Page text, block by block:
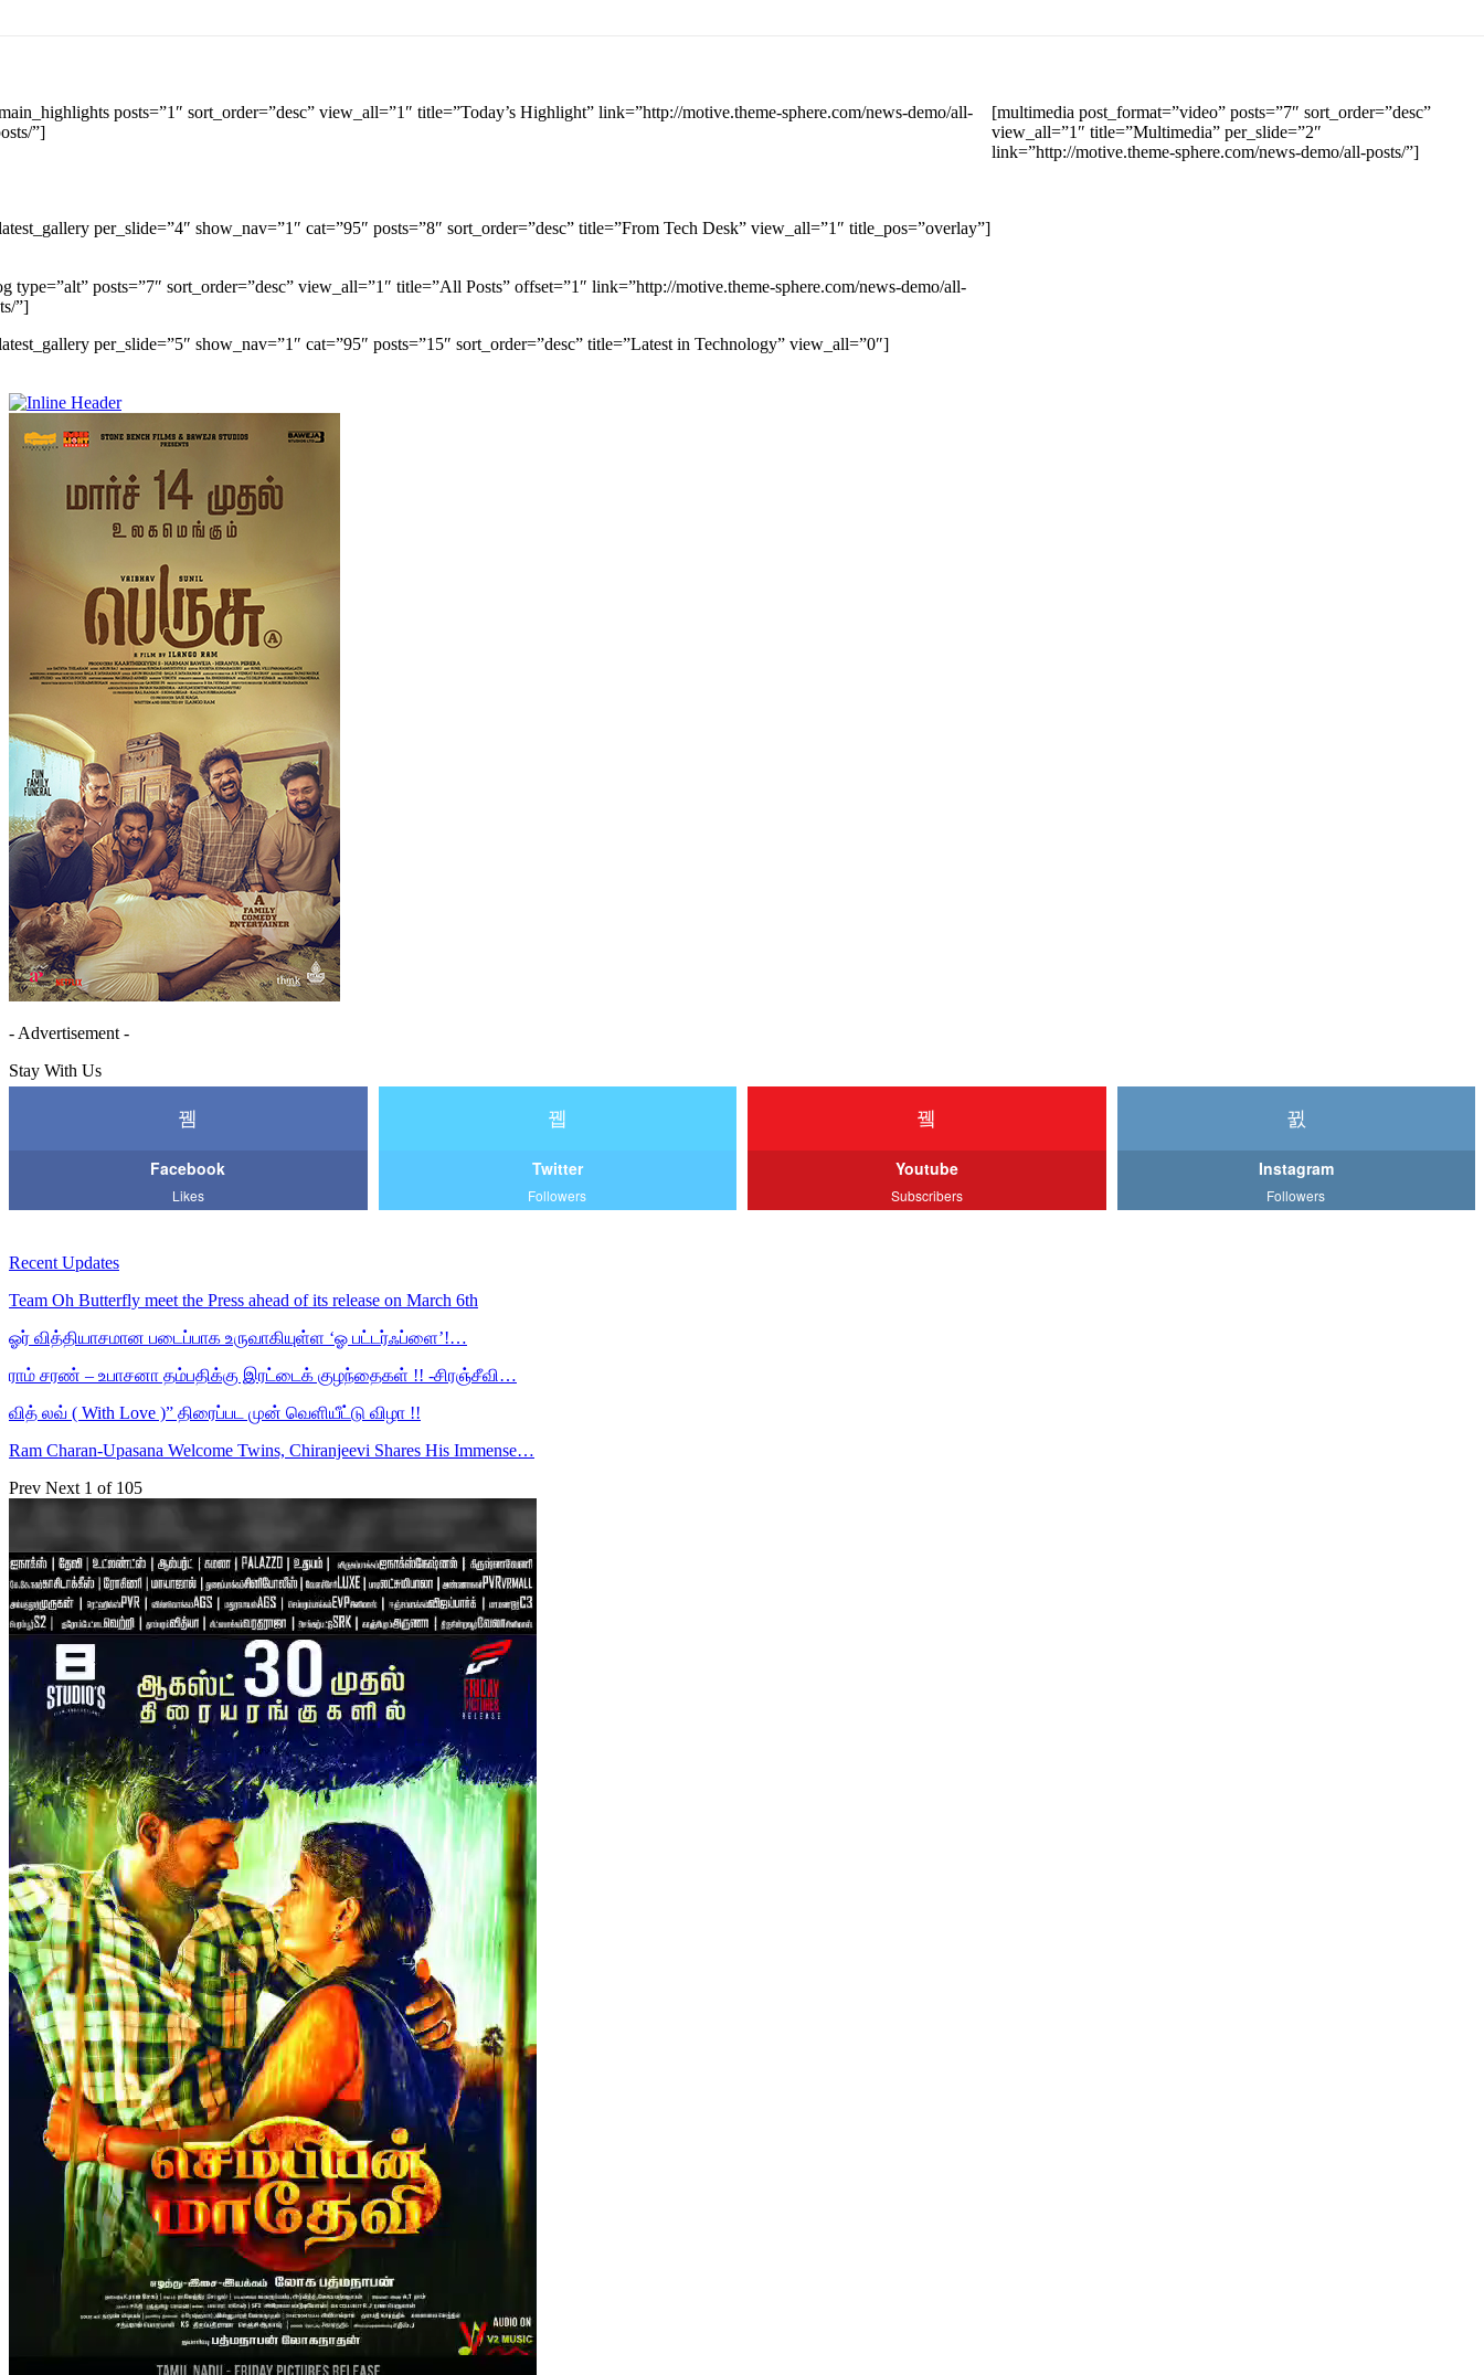
posts=”1″ sort_order=”desc” view_all=”1″ title=”Today’s Highlight” link=”http://motive.theme-sphere.com/news-demo/all-
”]
[multimedia post_format=”video” posts=”7″ sort_order=”desc”
view_all=”1″ title=”Multimedia” per_slide=”2″
link=”http://motive.theme-sphere.com/news-demo/all-posts/”]
per_slide=”4″ show_nav=”1″ cat=”95″ posts=”8″ sort_order=”desc” title=”From Tech Desk” view_all=”1″ title_pos=”overlay”]
type=”alt” posts=”7″ sort_order=”desc” view_all=”1″ title=”All Posts” offset=”1″ link=”http://motive.theme-sphere.com/news-demo/all-
”]
per_slide=”5″ show_nav=”1″ cat=”95″ posts=”15″ sort_order=”desc” title=”Latest in Technology” view_all=”0″]
- Advertisement -
Stay With Us
Facebook
Likes
Twitter
Followers
Youtube
Subscribers
Instagram
Followers
Recent Updates
Team Oh Butterfly meet the Press ahead of its release on March 6th
ஓர் வித்தியாசமான படைப்பாக உருவாகியுள்ள ‘ஓ பட்டர்ஃப்ளை’!…
ராம் சரண் – உபாசனா தம்பதிக்கு இரட்டைக் குழந்தைகள் !! -சிரஞ்சீவி…
வித் லவ் ( With Love )” திரைப்பட முன் வெளியீட்டு விழா !!
Ram Charan-Upasana Welcome Twins, Chiranjeevi Shares His Immense…
Prev Next 1 of 105